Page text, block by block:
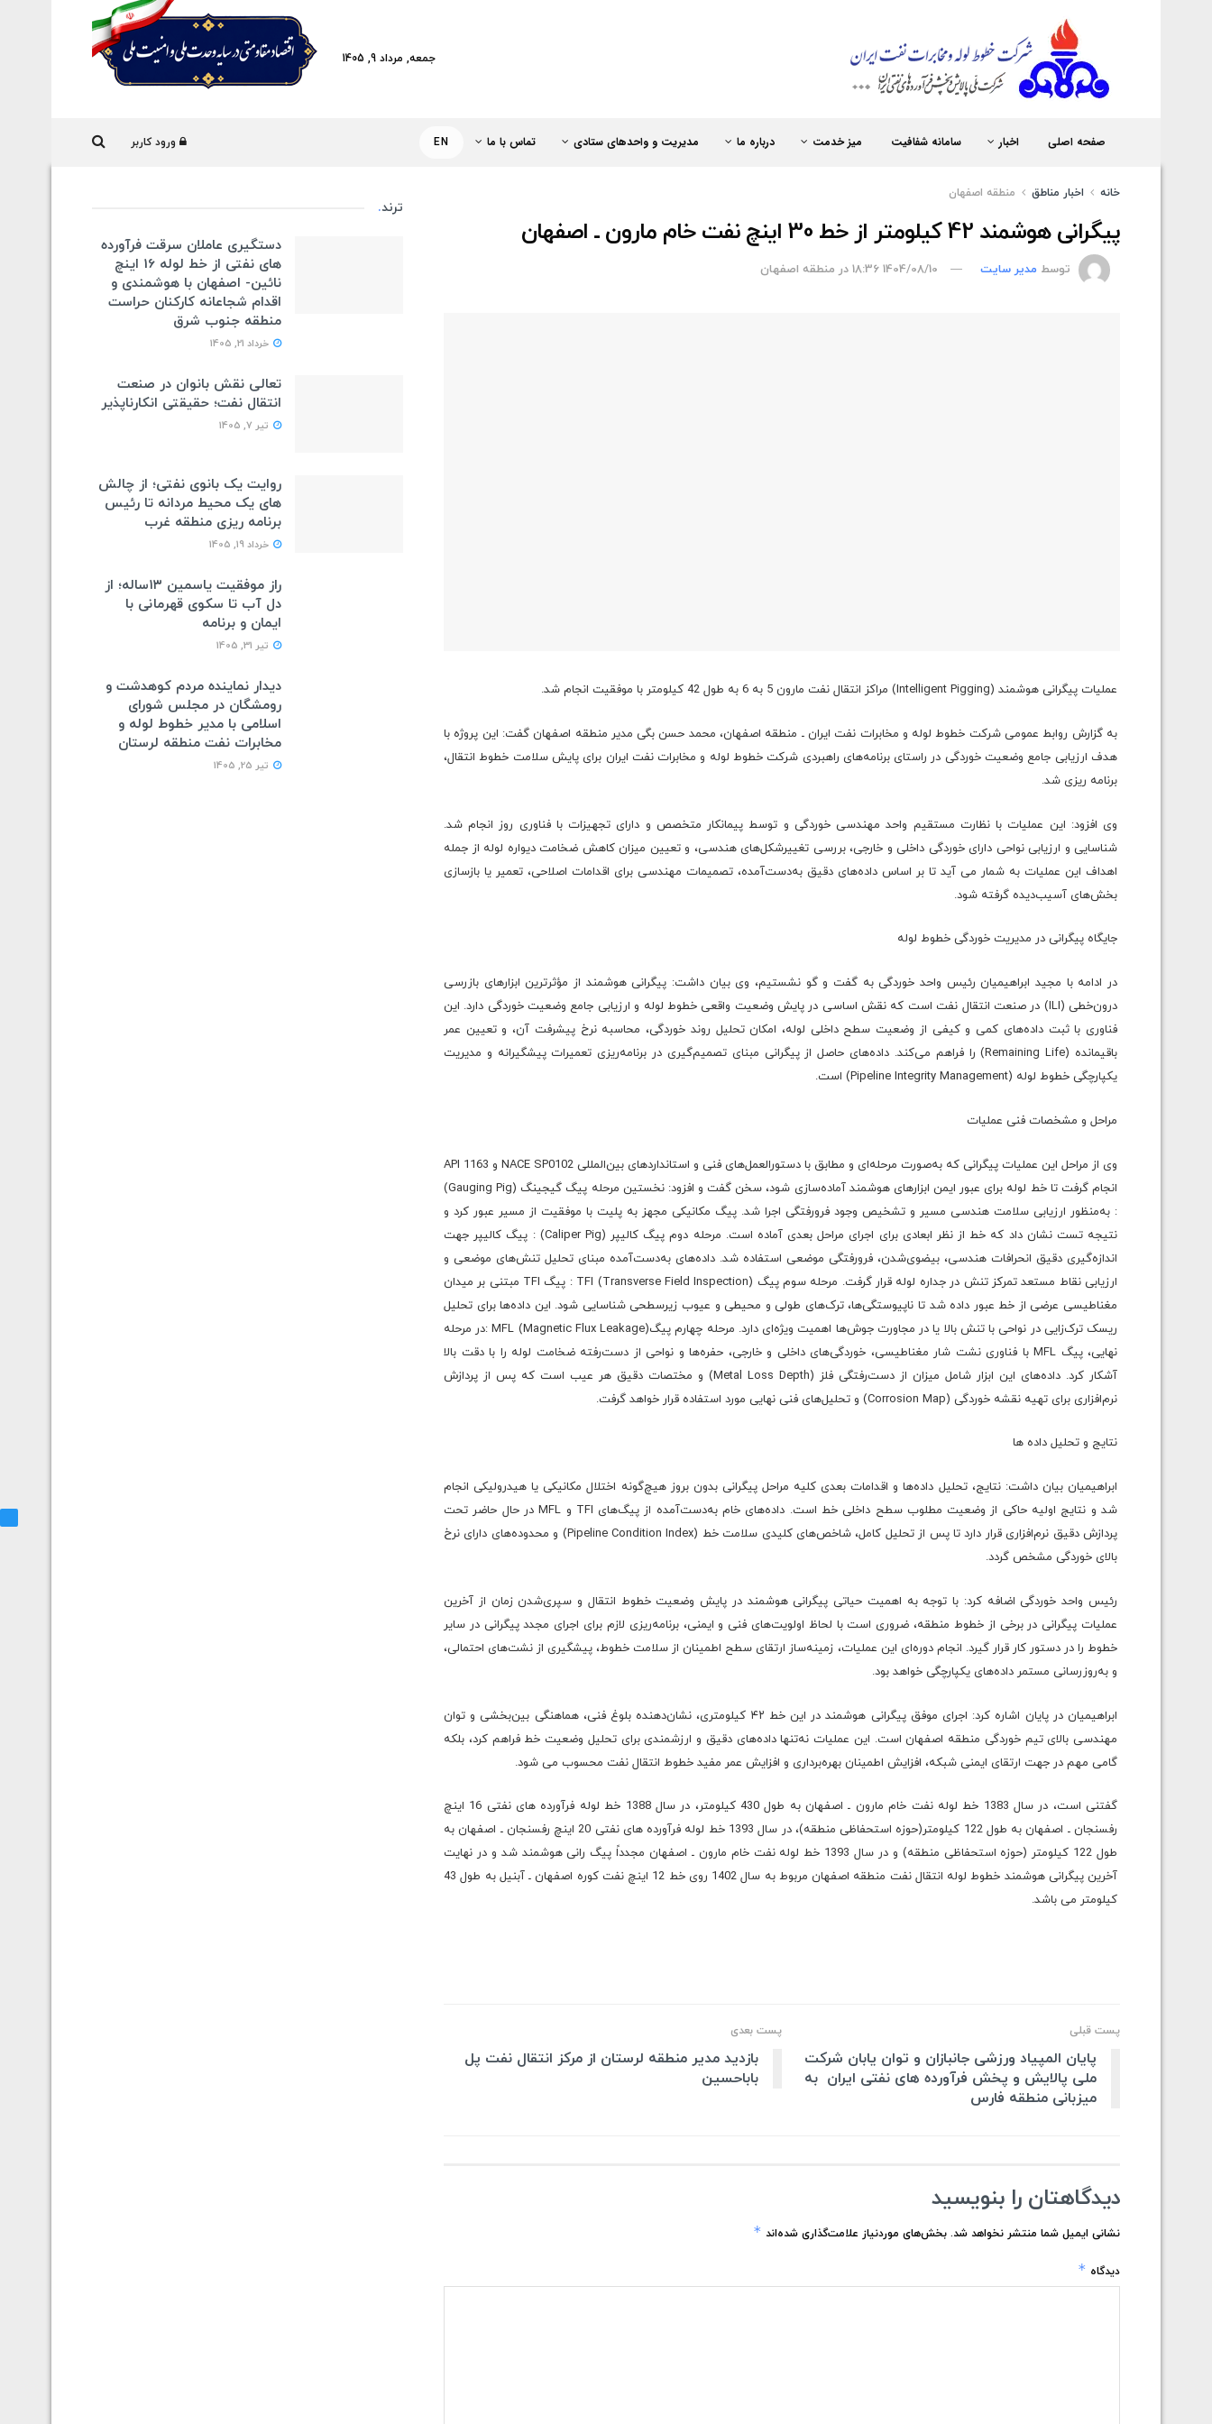
جمعه, مرداد 9, 1405
صفحه اصلی اخبار سامانه شفافیت میز خدمت درباره ما مدیریت و واحدهای ستادی تماس با ما EN ورود کاربر
خانه اخبار مناطق منطقه اصفهان
پیگرانی هوشمند 42 کیلومتر از خط 30 اینچ نفت خام مارون ـ اصفهان
توسط مدیر سایت 1404/08/10 18:36 در منطقه اصفهان
عملیات پیگرانی هوشمند (Intelligent Pigging) مراکز انتقال نفت مارون 5 به 6 به طول 42 کیلومتر با موفقیت انجام شد.
به گزارش روابط عمومی شرکت خطوط لوله و مخابرات نفت ایران ـ منطقه اصفهان، محمد حسن بگی مدیر منطقه اصفهان گفت: این پروژه با
هدف ارزیابی جامع وضعیت خوردگی در راستای برنامه‌های راهبردی شرکت خطوط لوله و مخابرات نفت ایران برای پایش سلامت خطوط انتقال،
برنامه ریزی شد.
وی افزود: این عملیات با نظارت مستقیم واحد مهندسی خوردگی و توسط پیمانکار متخصص و دارای تجهیزات با فناوری روز انجام شد.
شناسایی و ارزیابی نواحی دارای خوردگی داخلی و خارجی، بررسی تغییرشکل‌های هندسی، و تعیین میزان کاهش ضخامت دیواره لوله از جمله
اهداف این عملیات به شمار می آید تا بر اساس داده‌های دقیق به‌دست‌آمده، تصمیمات مهندسی برای اقدامات اصلاحی، تعمیر یا بازسازی
بخش‌های آسیب‌دیده گرفته شود.
جایگاه پیگرانی در مدیریت خوردگی خطوط لوله
در ادامه با مجید ابراهیمیان رئیس واحد خوردگی به گفت و گو نشستیم، وی بیان داشت: پیگرانی هوشمند از مؤثرترین ابزارهای بازرسی
درون‌خطی (ILI) در صنعت انتقال نفت است که نقش اساسی در پایش وضعیت واقعی خطوط لوله و ارزیابی جامع وضعیت خوردگی دارد. این
فناوری با ثبت داده‌های کمی و کیفی از وضعیت سطح داخلی لوله، امکان تحلیل روند خوردگی، محاسبه نرخ پیشرفت آن، و تعیین عمر
باقیمانده (Remaining Life) را فراهم می‌کند. داده‌های حاصل از پیگرانی مبنای تصمیم‌گیری در برنامه‌ریزی تعمیرات پیشگیرانه و مدیریت
یکپارچگی خطوط لوله (Pipeline Integrity Management) است.
مراحل و مشخصات فنی عملیات
وی از مراحل این عملیات پیگرانی که به‌صورت مرحله‌ای و مطابق با دستورالعمل‌های فنی و استانداردهای بین‌المللی NACE SP0102 و API 1163
انجام گرفت تا خط لوله برای عبور ایمن ابزارهای هوشمند آماده‌سازی شود، سخن گفت و افزود: نخستین مرحله پیگ گیجینگ (Gauging Pig)
: به‌منظور ارزیابی سلامت هندسی مسیر و تشخیص وجود فرورفتگی اجرا شد. پیگ مکانیکی مجهز به پلیت با موفقیت از مسیر عبور کرد و
نتیجه تست نشان داد که خط از نظر ابعادی برای اجرای مراحل بعدی آماده است. مرحله دوم پیگ کالیپر (Caliper Pig) : پیگ کالیپر جهت
اندازه‌گیری دقیق انحرافات هندسی، بیضوی‌شدن، فرورفتگی موضعی استفاده شد. داده‌های به‌دست‌آمده مبنای تحلیل تنش‌های موضعی و
ارزیابی نقاط مستعد تمرکز تنش در جداره لوله قرار گرفت. مرحله سوم پیگ TFI (Transverse Field Inspection) : پیگ TFI مبتنی بر میدان
مغناطیسی عرضی از خط عبور داده شد تا ناپیوستگی‌ها، ترک‌های طولی و محیطی و عیوب زیرسطحی شناسایی شود. این داده‌ها برای تحلیل
ریسک ترک‌زایی در نواحی با تنش بالا یا در مجاورت جوش‌ها اهمیت ویژه‌ای دارد. مرحله چهارم پیگMFL (Magnetic Flux Leakage) :در مرحله
نهایی، پیگ MFL با فناوری نشت شار مغناطیسی، خوردگی‌های داخلی و خارجی، حفره‌ها و نواحی از دست‌رفته ضخامت لوله را با دقت بالا
آشکار کرد. داده‌های این ابزار شامل میزان از دست‌رفتگی فلز (Metal Loss Depth) و مختصات دقیق هر عیب است که پس از پردازش
نرم‌افزاری برای تهیه نقشه خوردگی (Corrosion Map) و تحلیل‌های فنی نهایی مورد استفاده قرار خواهد گرفت.
نتایج و تحلیل داده ها
ابراهیمیان بیان داشت: نتایج، تحلیل داده‌ها و اقدامات بعدی کلیه مراحل پیگرانی بدون بروز هیچ‌گونه اختلال مکانیکی یا هیدرولیکی انجام
شد و نتایج اولیه حاکی از وضعیت مطلوب سطح داخلی خط است. داده‌های خام به‌دست‌آمده از پیگ‌های TFI و MFL در حال حاضر تحت
پردازش دقیق نرم‌افزاری قرار دارد تا پس از تحلیل کامل، شاخص‌های کلیدی سلامت خط (Pipeline Condition Index) و محدوده‌های دارای نرخ
بالای خوردگی مشخص گردد.
رئیس واحد خوردگی اضافه کرد: با توجه به اهمیت حیاتی پیگرانی هوشمند در پایش وضعیت خطوط انتقال و سپری‌شدن زمان از آخرین
عملیات پیگرانی در برخی از خطوط منطقه، ضروری است با لحاظ اولویت‌های فنی و ایمنی، برنامه‌ریزی لازم برای اجرای مجدد پیگرانی در سایر
خطوط را در دستور کار قرار گیرد. انجام دوره‌ای این عملیات، زمینه‌ساز ارتقای سطح اطمینان از سلامت خطوط، پیشگیری از نشت‌های احتمالی،
و به‌روزرسانی مستمر داده‌های یکپارچگی خواهد بود.
ابراهیمیان در پایان اشاره کرد: اجرای موفق پیگرانی هوشمند در این خط ۴۲ کیلومتری، نشان‌دهنده بلوغ فنی، هماهنگی بین‌بخشی و توان
مهندسی بالای تیم خوردگی منطقه اصفهان است. این عملیات نه‌تنها داده‌های دقیق و ارزشمندی برای تحلیل وضعیت خط فراهم کرد، بلکه
گامی مهم در جهت ارتقای ایمنی شبکه، افزایش اطمینان بهره‌برداری و افزایش عمر مفید خطوط انتقال نفت محسوب می شود.
گفتنی است، در سال 1383 خط لوله نفت خام مارون ـ اصفهان به طول 430 کیلومتر، در سال 1388 خط لوله فرآورده های نفتی 16 اینچ
رفسنجان ـ اصفهان به طول 122 کیلومتر(حوزه استحفاظی منطقه)، در سال 1393 خط لوله فرآورده های نفتی 20 اینچ رفسنجان ـ اصفهان به
طول 122 کیلومتر (حوزه استحفاظی منطقه) و در سال 1393 خط لوله نفت خام مارون ـ اصفهان مجدداً پیگ رانی هوشمند شد و در نهایت
آخرین پیگرانی هوشمند خطوط لوله انتقال نفت منطقه اصفهان مربوط به سال 1402 روی خط 12 اینچ نفت کوره اصفهان ـ آبنیل به طول 43
کیلومتر می باشد.
پست قبلی
پایان المپیاد ورزشی جانبازان و توان یابان شرکت
ملی پالایش و پخش فرآورده های نفتی ایران به
میزبانی منطقه فارس
پست بعدی
بازدید مدیر منطقه لرستان از مرکز انتقال نفت پل
باباحسین
دیدگاهتان را بنویسید
نشانی ایمیل شما منتشر نخواهد شد. بخش‌های موردنیاز علامت‌گذاری شده‌اند *
دیدگاه *
ترند.
دستگیری عاملان سرقت فرآورده
های نفتی از خط لوله 16 اینچ
نائین- اصفهان با هوشمندی و
اقدام شجاعانه کارکنان حراست
منطقه جنوب شرق
خرداد 21, 1405
تعالی نقش بانوان در صنعت
انتقال نفت؛ حقیقتی انکارناپذیر
تیر 7, 1405
روایت یک بانوی نفتی؛ از چالش
های یک محیط مردانه تا رئیس
برنامه ریزی منطقه غرب
خرداد 19, 1405
راز موفقیت یاسمین ۱۳ساله؛ از
دل آب تا سکوی قهرمانی با
ایمان و برنامه
تیر 31, 1405
دیدار نماینده مردم کوهدشت و
رومشگان در مجلس شورای
اسلامی با مدیر خطوط لوله و
مخابرات نفت منطقه لرستان
تیر 25, 1405